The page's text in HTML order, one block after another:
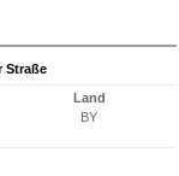
Straße
Land
BY